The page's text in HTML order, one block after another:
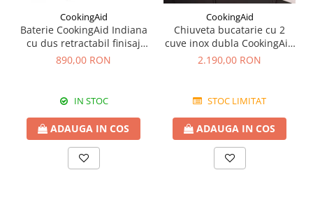
CookingAid
Baterie CookingAid Indiana
cu dus retractabil finisaj
granit Bej Pigmentat /
890,00 RON
IN STOC
ADAUGA IN COS
CookingAid
Chiuveta bucatarie cu 2
cuve inox dubla CookingAid
FUSION 86BB
2.190,00 RON
STOC LIMITAT
ADAUGA IN COS